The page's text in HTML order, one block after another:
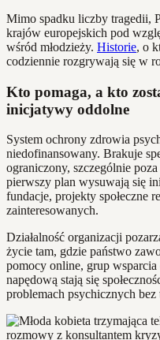
Mimo spadku liczby tragedii,
krajów europejskich pod
wśród młodzieży. Historie, o
codziennie rozgrywają się w
Kto pomaga, a kto
inicjatywy oddolne
System ochrony zdrowia
niedofinansowany. Brakuje
ograniczony, szczególnie
pierwszy plan wysuwają się
fundacje, projekty społeczne
zainteresowanych.
Działalność organizacji
życie tam, gdzie państwo
pomocy online, grup
napędową stają się
problemach psychicznych bez